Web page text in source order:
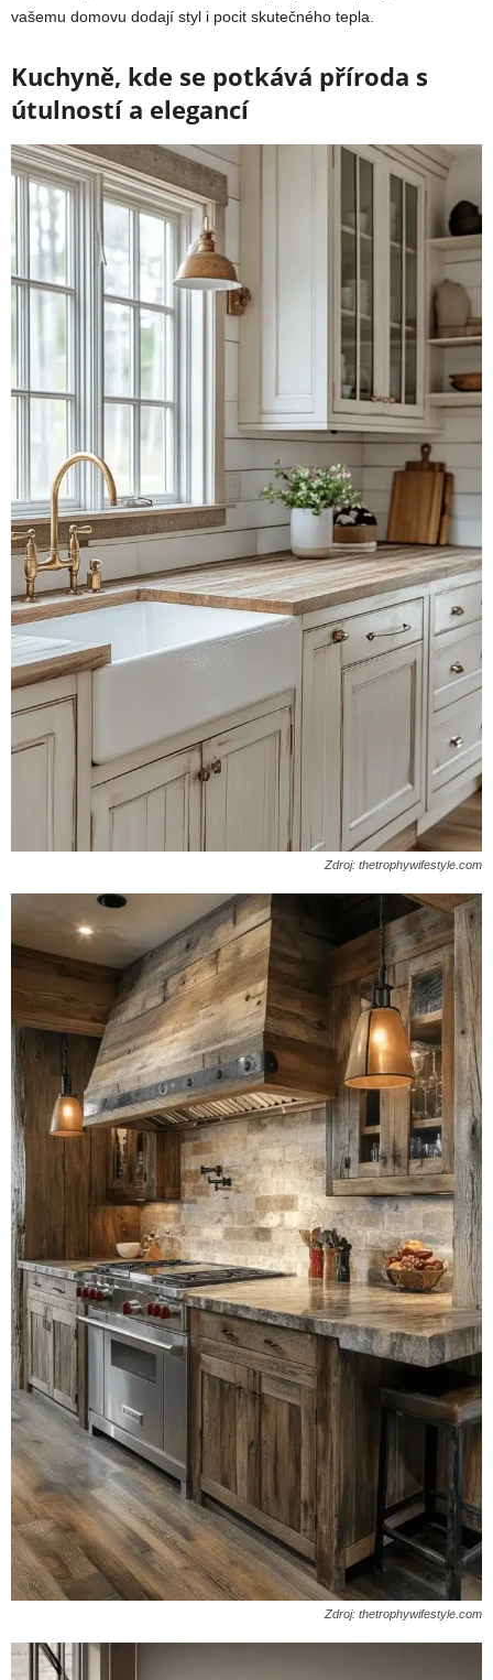
vašemu domovu dodají styl i pocit skutečného tepla.
Kuchyně, kde se potkává příroda s
útulností a elegancí
Zdroj: thetrophywifestyle.com
Zdroj: thetrophywifestyle.com